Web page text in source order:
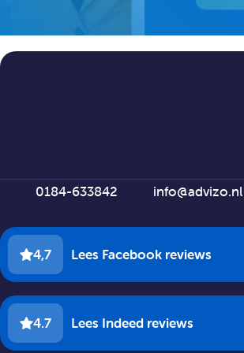
0184-633842 info@advizo.nl
4,7 Lees Facebook reviews
4.7 Lees Indeed reviews